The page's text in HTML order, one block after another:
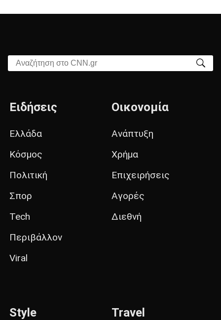
Αναζήτηση στο CNN.gr
Ειδήσεις
Ελλάδα
Κόσμος
Πολιτική
Σπορ
Tech
Περιβάλλον
Viral
Οικονομία
Ανάπτυξη
Χρήμα
Επιχειρήσεις
Αγορές
Διεθνή
Style Travel